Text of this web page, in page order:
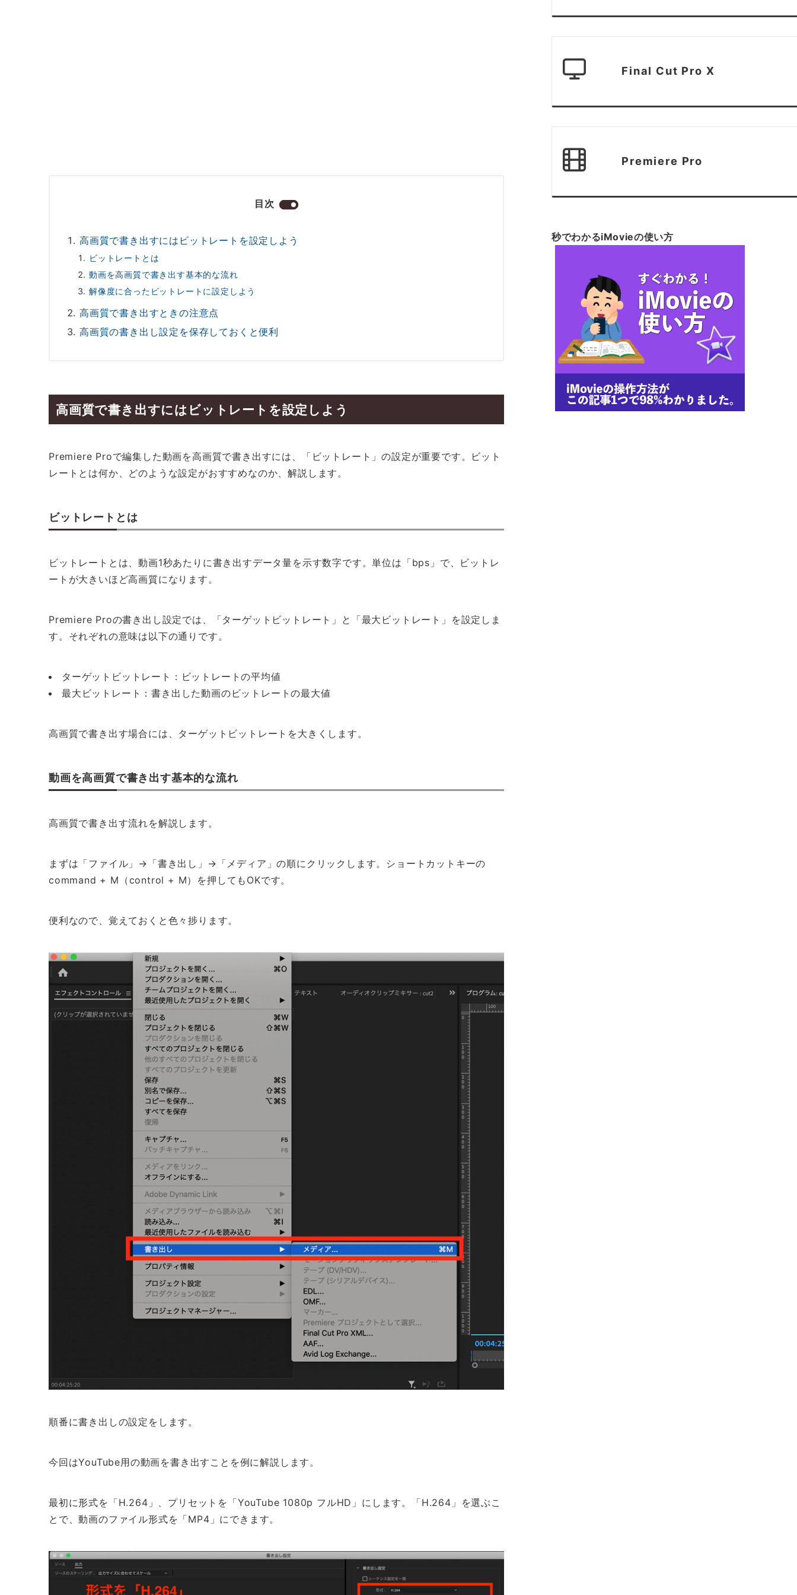
目次
高画質で書き出すにはビットレートを設定しよう
ビットレートとは
動画を高画質で書き出す基本的な流れ
解像度に合ったビットレートに設定しよう
高画質で書き出すときの注意点
高画質の書き出し設定を保存しておくと便利
高画質で書き出すにはビットレートを設定しよう
Premiere Proで編集した動画を高画質で書き出すには、「ビットレート」の設定が重要です。ビット
レートとは何か、どのような設定がおすすめなのか、解説します。
ビットレートとは
ビットレートとは、動画1秒あたりに書き出すデータ量を示す数字です。単位は「bps」で、ビットレ
ートが大きいほど高画質になります。
Premiere Proの書き出し設定では、「ターゲットビットレート」と「最大ビットレート」を設定しま
す。それぞれの意味は以下の通りです。
ターゲットビットレート：ビットレートの平均値
最大ビットレート：書き出した動画のビットレートの最大値
高画質で書き出す場合には、ターゲットビットレートを大きくします。
動画を高画質で書き出す基本的な流れ
高画質で書き出す流れを解説します。
まずは「ファイル」→「書き出し」→「メディア」の順にクリックします。ショートカットキーの
command + M（control + M）を押してもOKです。
便利なので、覚えておくと色々捗ります。
順番に書き出しの設定をします。
今回はYouTube用の動画を書き出すことを例に解説します。
最初に形式を「H.264」、プリセットを「YouTube 1080p フルHD」にします。「H.264」を選ぶこ
とで、動画のファイル形式を「MP4」にできます。
Final Cut Pro X
Premiere Pro
秒でわかるiMovieの使い方